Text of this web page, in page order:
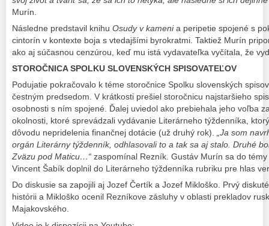
Murín.
Následne predstavil knihu Osudy v kamenia peripetie spojené s
cintorín v kontexte boja s vtedajšími byrokratmi. Taktiež Murín
ako aj súčasnou cenzúrou, keď mu istá vydavateľka vyčítala, že
STOROČNICA SPOLKU SLOVENSKÝCH SPISOVATEĽOV
Podujatie pokračovalo k téme storočnice Spolku slovenských
čestným predsedom. V krátkosti prešiel storočnicu najstaršieho
osobnosti s ním spojené. Ďalej uviedol ako prebiehala jeho voľba
okolnosti, ktoré sprevádzali vydávanie Literárneho týždenníka,
dôvodu nepridelenia finančnej dotácie (už druhý rok). „Ja som
orgán Literárny týždenník, odhlasovali to a tak sa aj stalo. Druhé
Zväzu pod Maticu…“ zaspomínal Rezník. Gustáv Murín sa do
Vincent Šabík doplnil do Literárneho týždenníka rubriku pre hlas
Do diskusie sa zapojili aj Jozef Čertík a Jozef Mikloško. Prvý
histórii a Mikloško ocenil Rezníkove zásluhy v oblasti prekladov
Majakovského.